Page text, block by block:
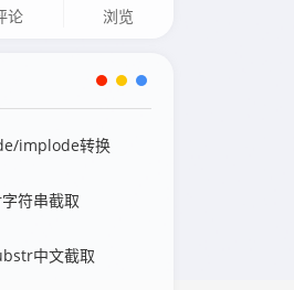
论 浏览
implode转换
符串截取
中文截取